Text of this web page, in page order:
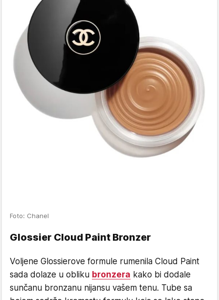
Foto: Chanel
Glossier Cloud Paint Bronzer
Voljene Glossierove formule rumenila Cloud Paint
sada dolaze u obliku bronzera kako bi dodale
sunčanu bronzanu nijansu vašem tenu. Tube sa